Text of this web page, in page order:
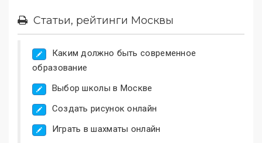
Статьи, рейтинги Москвы
Каким должно быть современное
образование
Выбор школы в Москве
Создать рисунок онлайн
Играть в шахматы онлайн